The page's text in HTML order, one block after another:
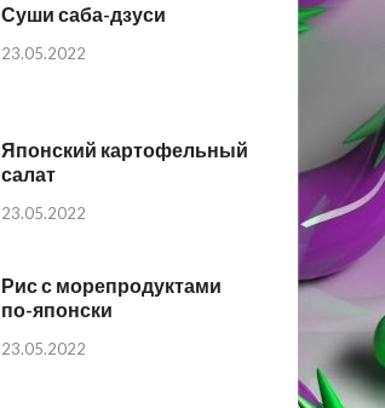
Суши саба-дзуси
23.05.2022
Японский картофельный
салат
23.05.2022
Рис с морепродуктами
по-японски
23.05.2022